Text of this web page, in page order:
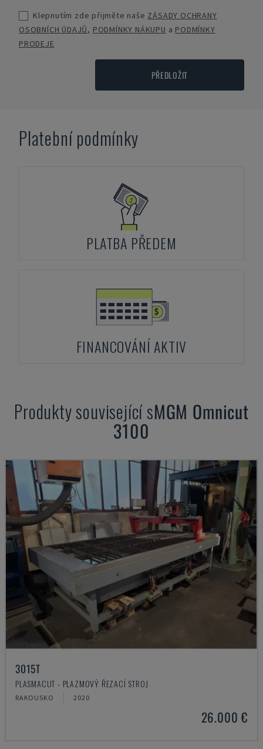
Klepnutím zde přijměte naše ZÁSADY OCHRANY
OSOBNÍCH ÚDAJŮ, PODMÍNKY NÁKUPU a PODMÍNKY
PRODEJE
PŘEDLOŽIT
Platební podmínky
PLATBA PŘEDEM
FINANCOVÁNÍ AKTIV
Produkty související sMGM Omnicut
3100
3015T
PLASMACUT - PLAZMOVÝ ŘEZACÍ STROJ
RAKOUSKO 2020
26.000 €